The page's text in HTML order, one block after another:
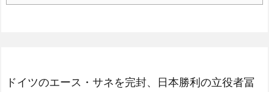
ドイツのエース・サネを完封、日本勝利の立役者冨